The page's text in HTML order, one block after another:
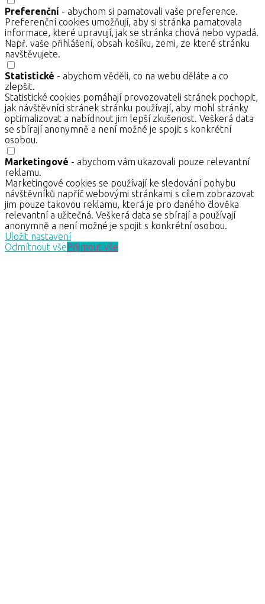
Preferenční - abychom si pamatovali vaše preference.
Preferenční cookies umožňují, aby si stránka pamatovala
informace, které upravují, jak se stránka chová nebo vypadá.
Např. vaše přihlášení, obsah košíku, zemi, ze které stránku
navštěvujete.
Statistické - abychom věděli, co na webu děláte a co
zlepšit.
Statistické cookies pomáhají provozovateli stránek pochopit,
jak návštěvníci stránek stránku používají, aby mohl stránky
optimalizovat a nabídnout jim lepší zkušenost. Veškerá data
se sbírají anonymně a není možné je spojit s konkrétní
osobou.
Marketingové - abychom vám ukazovali pouze relevantní
reklamu.
Marketingové cookies se používají ke sledování pohybu
návštěvníků napříč webovými stránkami s cílem zobrazovat
jim pouze takovou reklamu, která je pro daného člověka
relevantní a užitečná. Veškerá data se sbírají a používají
anonymně a není možné je spojit s konkrétní osobou.
Uložit nastavení
Odmítnout všePřijmout vše